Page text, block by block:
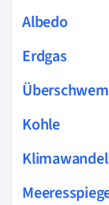
Albedo
Erdgas
Kohle
Klimawandel